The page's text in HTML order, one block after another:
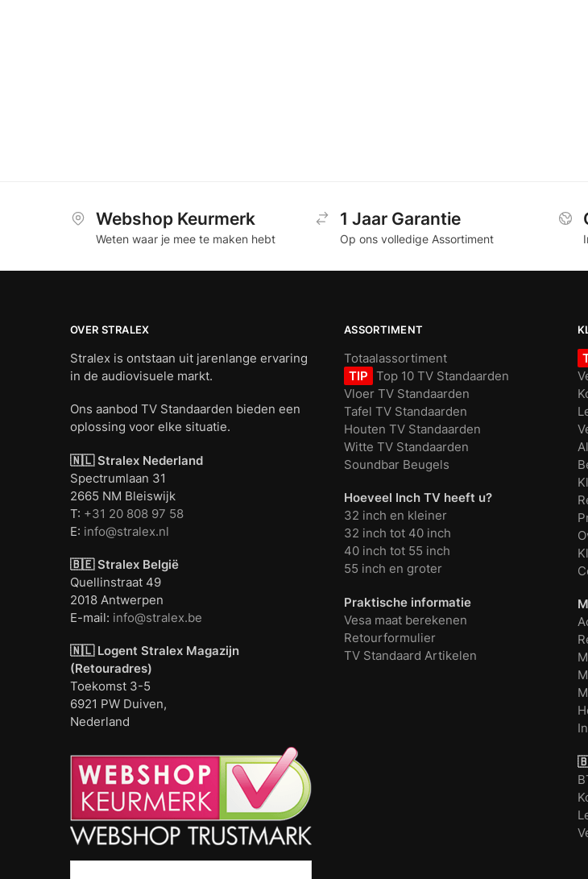
Webshop Keurmerk
Weten waar je mee te maken hebt
1 Jaar Garantie
Op ons volledige Assortiment
OVER STRALEX
Stralex is ontstaan uit jarenlange ervaring
in de audiovisuele markt.
Ons aanbod TV Standaarden bieden een
oplossing voor elke situatie.
🇳🇱 Stralex Nederland
Spectrumlaan 31
2665 NM Bleiswijk
T: +31 20 808 97 58
E: info@stralex.nl
🇧🇪 Stralex België
Quellinstraat 49
2018 Antwerpen
E-mail: info@stralex.be
🇳🇱 Logent Stralex Magazijn
(Retouradres)
Toekomst 3-5
6921 PW Duiven,
Nederland
ASSORTIMENT
Totaalassortiment
TIP Top 10 TV Standaarden
Vloer TV Standaarden
Tafel TV Standaarden
Houten TV Standaarden
Witte TV Standaarden
Soundbar Beugels
Hoeveel Inch TV heeft u?
32 inch en kleiner
32 inch tot 40 inch
40 inch tot 55 inch
55 inch en groter
Praktische informatie
Vesa maat berekenen
Retourformulier
TV Standaard Artikelen